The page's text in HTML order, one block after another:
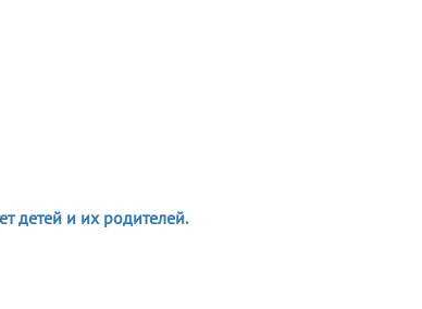
детей и их родителей.